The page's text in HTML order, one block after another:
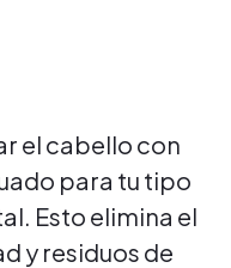
el cabello con
para tu tipo
Esto elimina el
y residuos de